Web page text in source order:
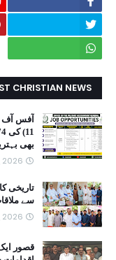
CHRISTIAN NEWS
بھی
2026
تاریخی
سے
2026
قصور